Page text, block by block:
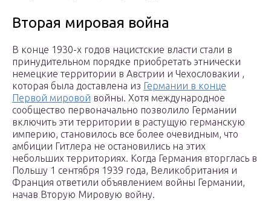
Вторая мировая война
В конце 1930-х годов нацистские власти стали в
принудительном порядке приобретать этнически
немецкие территории в Австрии и Чехословакии ,
которая была доставлена из Германии в конце
Первой мировой войны. Хотя международное
сообщество первоначально позволило Германии
включить эти территории в растущую германскую
империю, становилось все более очевидным, что
амбиции Гитлера не остановились на этих
небольших территориях. Когда Германия вторглась в
Польшу 1 сентября 1939 года, Великобритания и
Франция ответили объявлением войны Германии,
начав Вторую Мировую войну.